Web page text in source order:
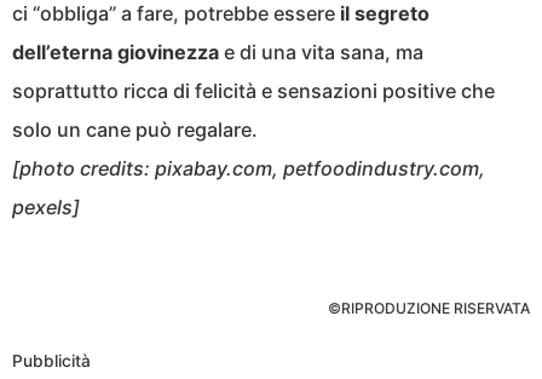
ci “obbliga” a fare, potrebbe essere il segreto
dell’eterna giovinezza e di una vita sana, ma
soprattutto ricca di felicità e sensazioni positive che
solo un cane può regalare.
[photo credits: pixabay.com, petfoodindustry.com,
pexels]
©RIPRODUZIONE RISERVATA
Pubblicità